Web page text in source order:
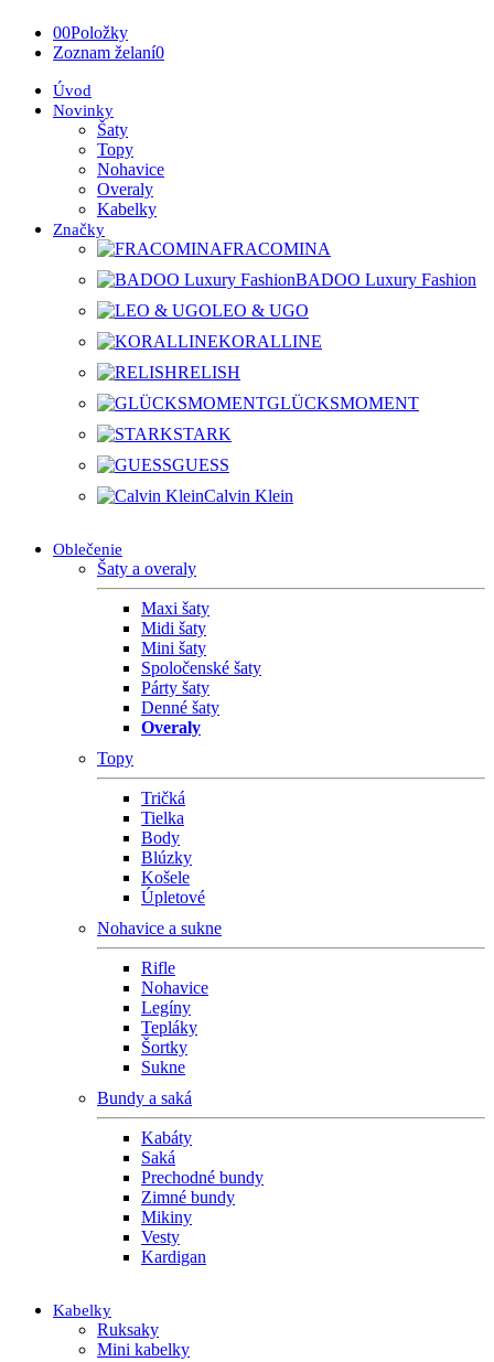
00Položky
Zoznam želaní0
Úvod
Novinky
Šaty
Topy
Nohavice
Overaly
Kabelky
Značky
FRACOMINA
BADOO Luxury Fashion
LEO & UGO
KORALLINE
RELISH
GLÜCKSMOMENT
STARK
GUESS
Calvin Klein
Oblečenie
Šaty a overaly
Maxi šaty
Midi šaty
Mini šaty
Spoločenské šaty
Párty šaty
Denné šaty
Overaly
Topy
Tričká
Tielka
Body
Blúzky
Košele
Úpletové
Nohavice a sukne
Rifle
Nohavice
Legíny
Tepláky
Šortky
Sukne
Bundy a saká
Kabáty
Saká
Prechodné bundy
Zimné bundy
Mikiny
Vesty
Kardigan
Kabelky
Ruksaky
Mini kabelky